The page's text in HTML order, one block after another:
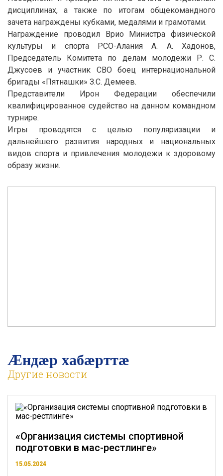
дисциплинах, а также по итогам общекомандного
зачета награждены кубками, медалями и грамотами.
Награждение проводил Врио Министра физической
культуры и спорта РСО-Алания А. А. Хадонов,
Председатель Комитета по делам молодежи Р. С.
Джусоев и участник СВО боец интернациональной
бригады «Пятнашки» З.С. Демеев.
Представители Ирон Федерации обеспечили
квалифицированное судейство на данном командном
турнире.
Игры проводятся с целью популяризации и
дальнейшего развития народных и национальных
видов спорта и привлечения молодежи к здоровому
образу жизни.
Æндӕр хабӕрттӕ
Другие новости
«Организация системы спортивной
подготовки в мас-рестлинге»
15.05.2024